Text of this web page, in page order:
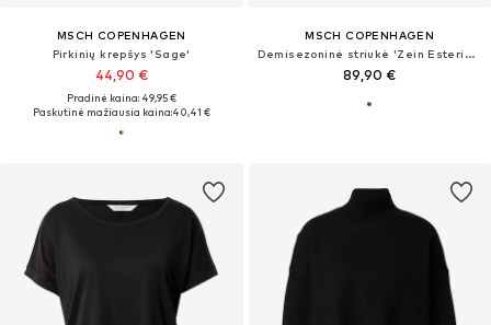
MSCH COPENHAGEN
Pirkinių krepšys 'Sage'
44,90 €
Pradinė kaina: 49,95 €
Paskutinė mažiausia kaina:40,41 €
MSCH COPENHAGEN
Demisezoninė striukė 'Zein Esteriane'
89,90 €